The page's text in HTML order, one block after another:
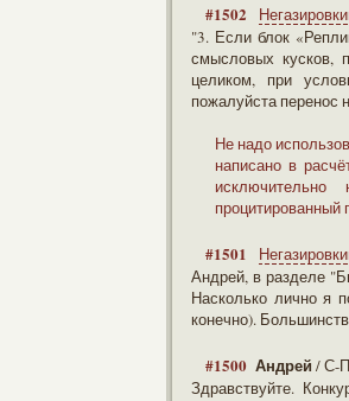
#1502
"3. Если блок
смысловых кусков,
целиком, при
пожалуйста перенос
Не надо
написано в
процитированный
#1501
Андрей, в разделе
Насколько лично я
конечно).
#1500 Андрей / С-
Здравствуйте.